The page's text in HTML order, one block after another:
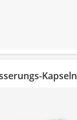
Kapseln